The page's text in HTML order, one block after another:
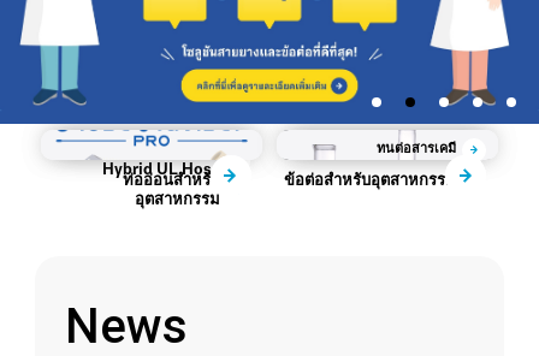
ท่ออ่อนสำหรับ
อุตสาหกรรม
ข้อต่อสำหรับอุตสาหกรรม
Flame Block
Hybrid UL Hose
KAMLOK
สายยางและข้อต่อ
อุตสาหกรรม
ทนต่อสารเคมี
News